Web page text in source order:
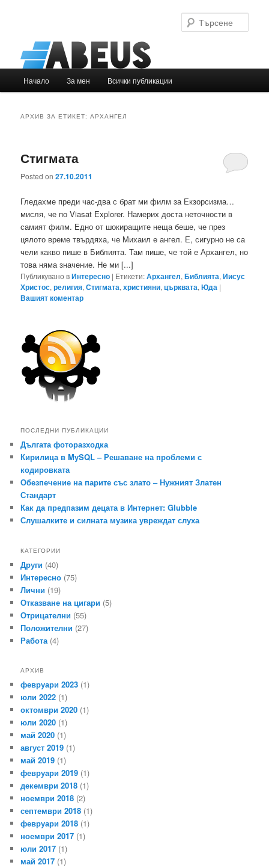
Към
Към
Начало За мен Всички публикации
АРХИВ ЗА ЕТИКЕТ:АРХАНГЕЛ
Стигмата
Posted on27.10.2011
Гледахме преди час-два с брат ми филм за Екзорсизма…
мисля, че по Viasat Explorer. Намерих доста неточности в
самият филм. Едно от шокиращите неща беше, че през
цялото време твърдяха, че Михаил е ангел. Е, сигурно не са
чели какво пише в Библията. Там пише, че той е Архангел, но
това няма значение. Не ми [...]
Публикувано вИнтересно | Етикети:Архангел,Библията,Иисус
Христос,религия,Стигмата,християни,църквата,Юда |
Вашият коментар
ПОСЛЕДНИ ПУБЛИКАЦИИ
Дългата фоторазходка
Кирилица в MySQL – Решаване на проблеми с
кодировката
Обезпечение на парите със злато – Нужният Златен
Стандарт
Как да предпазим децата в Интернет: Glubble
Слушалките и силната музика увреждат слуха
КАТЕГОРИИ
Други (40)
Интересно (75)
Лични (19)
Отказване на цигари (5)
Отрицателни (55)
Положителни (27)
Работа (4)
АРХИВ
февруари 2023 (1)
юли 2022 (1)
октомври 2020 (1)
юли 2020 (1)
май 2020 (1)
август 2019 (1)
май 2019 (1)
февруари 2019 (1)
декември 2018 (1)
ноември 2018 (2)
септември 2018 (1)
февруари 2018 (1)
ноември 2017 (1)
юли 2017 (1)
май 2017 (1)